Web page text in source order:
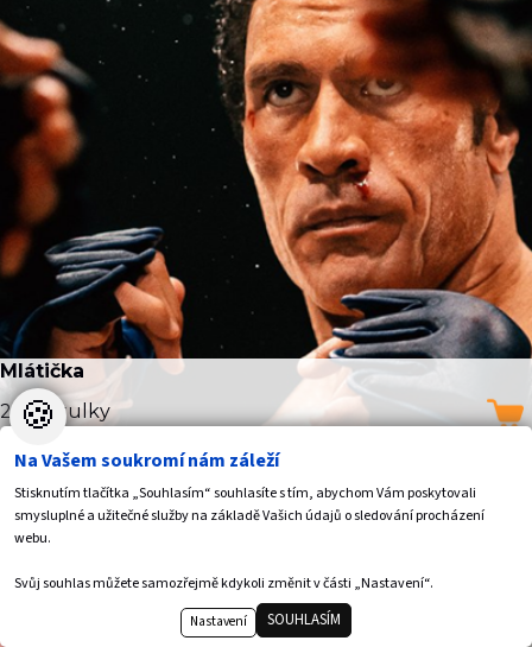
Mlátička
2D | Titulky
2.12. Út 19:00
Filmový klub
🍪
Na Vašem soukromí nám záleží
Stisknutím tlačítka „Souhlasím“ souhlasíte s tím, abychom Vám poskytovali
smysluplné a užitečné služby na základě Vašich údajů o sledování procházení
webu.
Svůj souhlas můžete samozřejmě kdykoli změnit v části „Nastavení“.
Nastavení
SOUHLASÍM